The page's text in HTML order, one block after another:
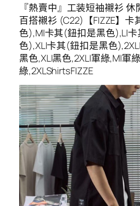
『熱賣中』工装短袖襯衫
百搭襯衫 (C22)【FIZZE】卡
色),M|卡其(鈕扣是黑色),L|
色),XL|卡其(鈕扣是黑色
黑色,XL|黑色,2XL|軍綠,M|軍
綠,2XLShirtsFIZZE